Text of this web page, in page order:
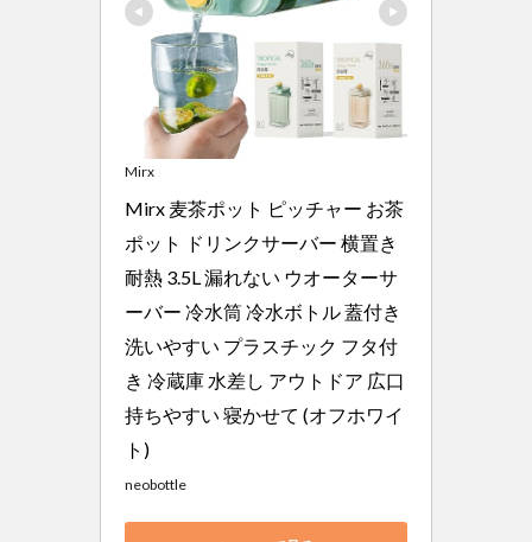
Mirx
Mirx 麦茶ポット ピッチャー お茶
ポット ドリンクサーバー 横置き
耐熱 3.5L 漏れない ウオーターサ
ーバー 冷水筒 冷水ボトル 蓋付き
洗いやすい プラスチック フタ付
き 冷蔵庫 水差し アウトドア 広口
持ちやすい 寝かせて (オフホワイ
ト)
neobottle